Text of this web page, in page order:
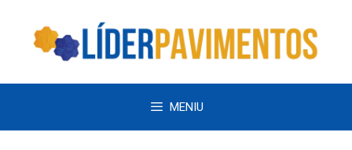
contenido
MENIU